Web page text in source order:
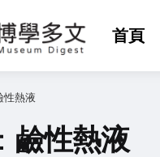
首頁
性熱液
鹼性熱液